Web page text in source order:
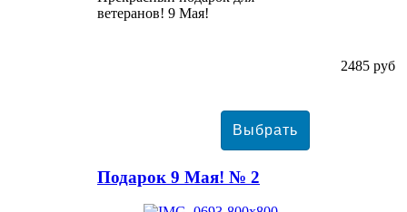
ветеранов! 9 Мая!
2485 руб
Подарок 9 Мая! № 2